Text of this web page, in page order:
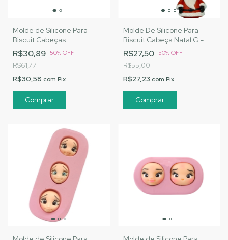
Molde de Silicone Para
Biscuit Cabeças
Noivos|Cód. 2235
R$30,89-50%OFF
R$61,77
R$30,58 com Pix
Molde De Silicone Para
Biscuit Cabeça Natal G -
MJ Artesanatos | Cód.
A035
R$27,50-50%OFF
R$55,00
R$27,23 com Pix